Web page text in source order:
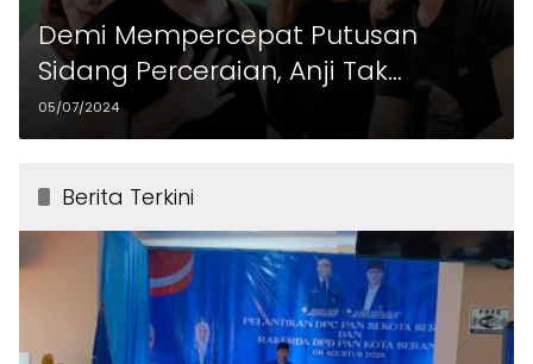
Demi Mempercepat Putusan
Sidang Perceraian, Anji Tak
Hadirkan Saksi
05/07/2024
Berita Terkini